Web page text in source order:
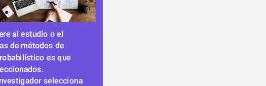
al estudio o el
de métodos de
es que
selecciona